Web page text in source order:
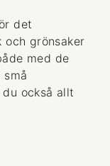
det
och grönsaker
med de
små
också allt